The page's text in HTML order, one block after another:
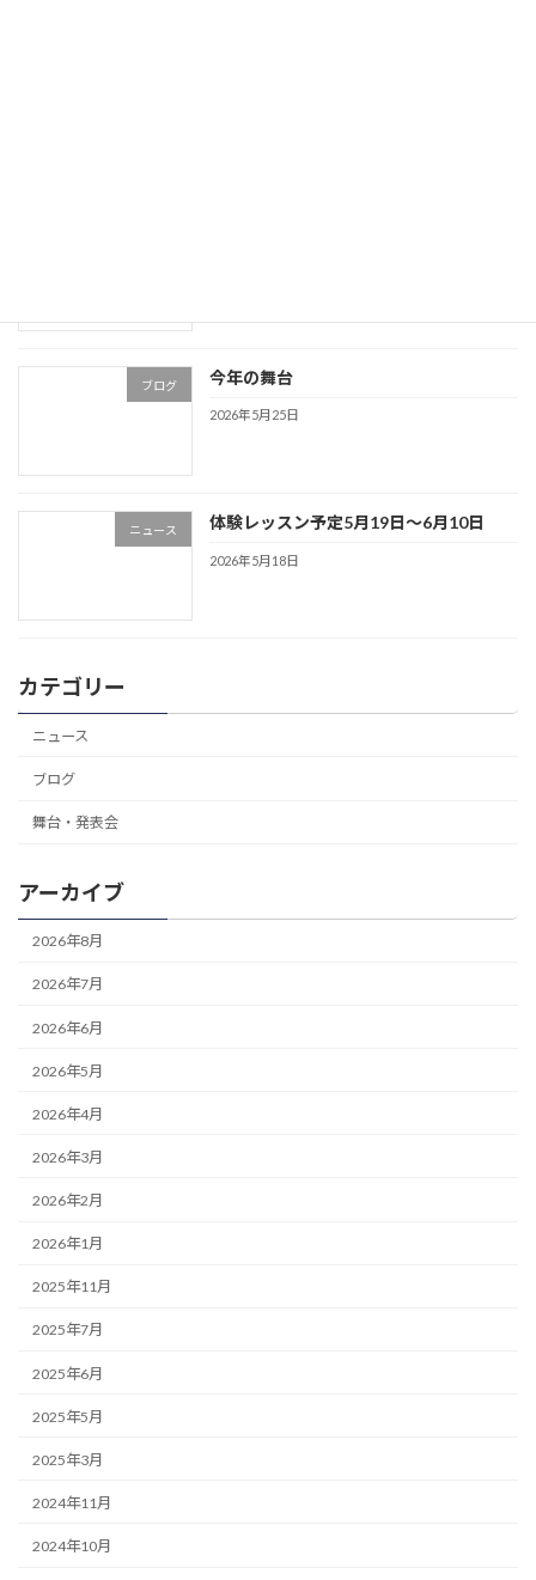
ブログ 今年の舞台
2026年5月25日
ニュース 体験レッスン予定5月19日〜6月10日
2026年5月18日
カテゴリー
ニュース
ブログ
舞台・発表会
アーカイブ
2026年8月
2026年7月
2026年6月
2026年5月
2026年4月
2026年3月
2026年2月
2026年1月
2025年11月
2025年7月
2025年6月
2025年5月
2025年3月
2024年11月
2024年10月